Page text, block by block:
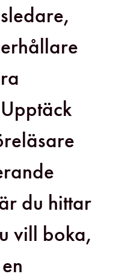
du hittar
vill boka,